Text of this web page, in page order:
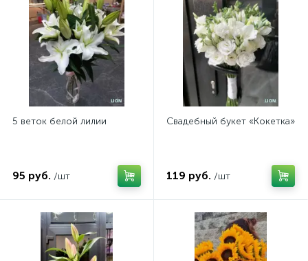
5 веток белой лилии
95 руб. /шт
Свадебный букет «Кокетка»
119 руб. /шт